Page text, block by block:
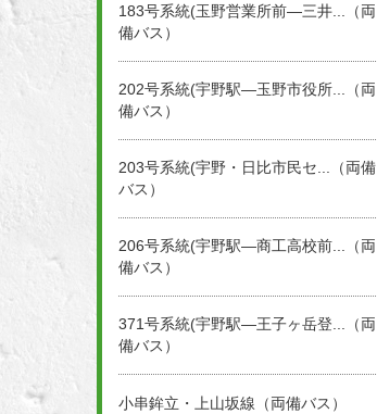
183号系統(玉野営業所前―三井...（両
備バス）
202号系統(宇野駅―玉野市役所...（両
備バス）
203号系統(宇野・日比市民セ...（両備
バス）
206号系統(宇野駅―商工高校前...（両
備バス）
371号系統(宇野駅―王子ヶ岳登...（両
備バス）
小串鉾立・上山坂線（両備バス）